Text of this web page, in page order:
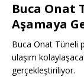
Buca Onat
Aşamaya
Buca Onat Tüneli
ulaşım
gerçekleştiriliyor.